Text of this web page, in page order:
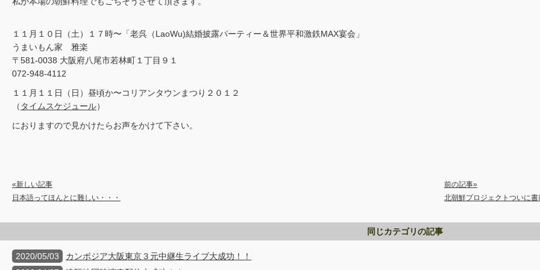
１１月１０日（土）１７時〜「老呉（LaoWu)結婚披露パーティー＆世界平和激鉄MAX宴会」‎
うまいもん家 雅楽
〒581-0038 大阪府八尾市若林町１丁目９１
072-948-4112
１１月１１日（日）昼頃か〜コリアンタウンまつり２０１２
（ タイムスケジュール）
におりますので見かけたらお声をかけて下さい。
«新しい記事
日本語ってほんとに難しい・・・
前の記事»
北朝鮮プロジェクトついに
同じカテゴリの記事
2020/05/03
カンボジア大阪東京３元中継生ライブ大成功！！